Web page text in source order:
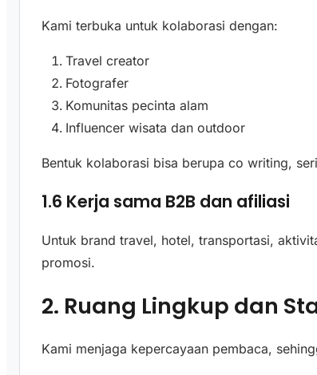
Kami terbuka untuk kolaborasi dengan:
Travel creator
Fotografer
Komunitas pecinta alam
Influencer wisata dan outdoor
Bentuk kolaborasi bisa berupa co writing,
1.6 Kerja sama B2B dan afiliasi
Untuk brand travel, hotel, transportasi,
promosi.
2. Ruang Lingkup dan
Kami menjaga kepercayaan pembaca,